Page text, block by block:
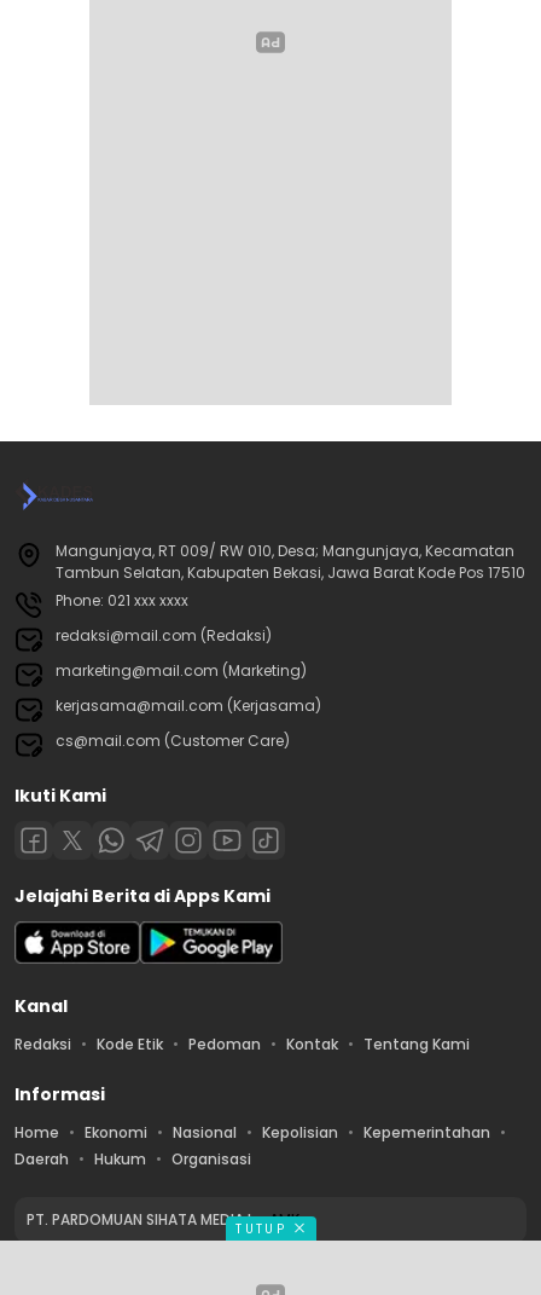
Mangunjaya, RT 009/ RW 010, Desa; Mangunjaya, Kecamatan
Tambun Selatan, Kabupaten Bekasi, Jawa Barat Kode Pos 17510
Phone: 021 xxx xxxx
redaksi@mail.com (Redaksi)
marketing@mail.com (Marketing)
kerjasama@mail.com (Kerjasama)
cs@mail.com (Customer Care)
Ikuti Kami
Jelajahi Berita di Apps Kami
Kanal
Redaksi Kode Etik Pedoman Kontak Tentang Kami
Informasi
Home Ekonomi Nasional Kepolisian
Kepemerintahan
Daerah
Hukum Organisasi
PT. PARDOMUAN SIHATA MEDIA byAMK
TUTUP